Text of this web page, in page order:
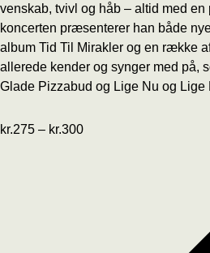
venskab, tvivl og håb – altid med
koncerten præsenterer han både
album Tid Til Mirakler og en række
allerede kender og synger med på,
Glade Pizzabud og Lige Nu og Lige
kr.275 – kr.300